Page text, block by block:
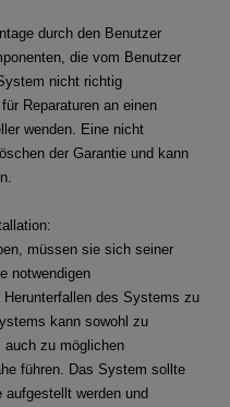
durch den Benutzer
die vom Benutzer
nicht richtig
für Reparaturen an einen
wenden. Eine nicht
der Garantie und kann
müssen sie sich seiner
notwendigen
des Systems zu
kann sowohl zu
auch zu möglichen
führen. Das System sollte
aufgestellt werden und